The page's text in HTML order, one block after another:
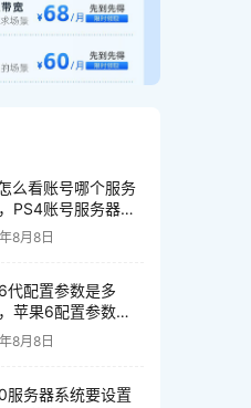
么看账号哪个服务
PS4账号服务器在
询？
8月8日
代配置参数是多
苹果6配置参数怎
8月8日
服务器系统要设置